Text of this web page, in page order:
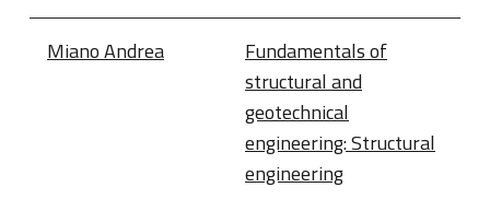
Miano Andrea
Fundamentals of
structural and
geotechnical
engineering: Structural
engineering